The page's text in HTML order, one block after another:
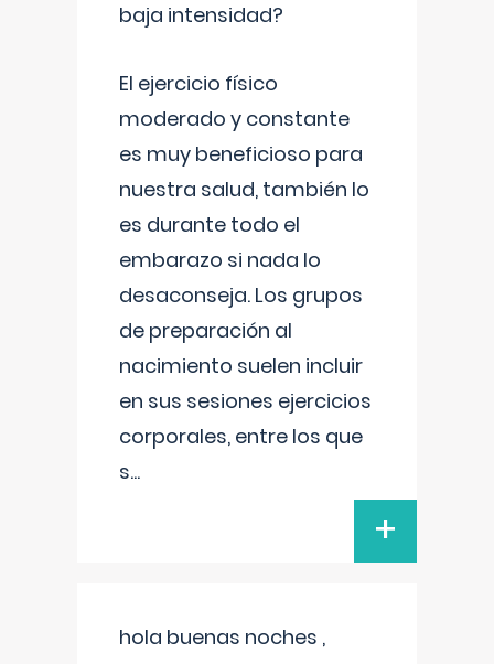
baja intensidad?
El ejercicio físico
moderado y constante
es muy beneficioso para
nuestra salud, también lo
es durante todo el
embarazo si nada lo
desaconseja. Los grupos
de preparación al
nacimiento suelen incluir
en sus sesiones ejercicios
corporales, entre los que
s...
+
hola buenas noches ,